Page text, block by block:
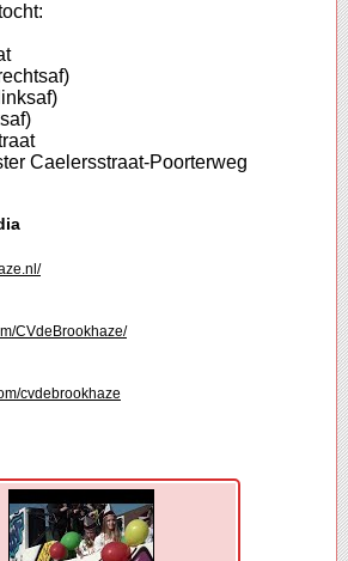
Caelersstraat-Poorterweg
CVdeBrookhaze/
cvdebrookhaze